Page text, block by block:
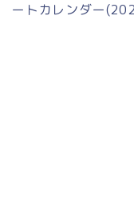
ートカレンダー